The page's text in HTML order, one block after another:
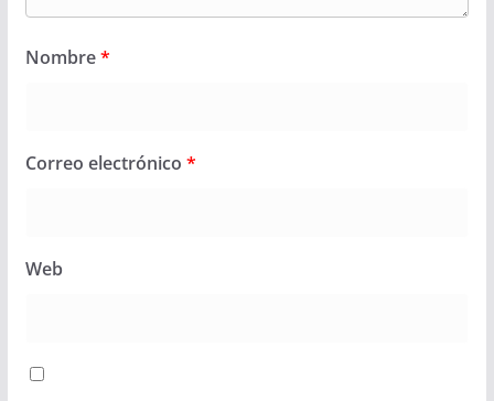
Nombre*
Correo electrónico *
Web